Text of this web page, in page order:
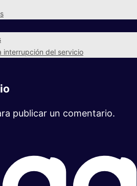
interrupción del servicio
publicar un comentario.